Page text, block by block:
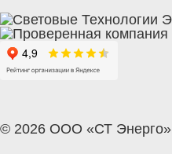
© 2026 ООО «СТ Энерго»